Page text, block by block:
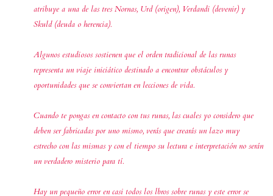
atribuye a una de las tres Nornas, Urd (origen), Verdandi (devenir) y
Skuld (deuda o herencia).
Algunos estudiosos sostienen que el orden tradicional de las runas
representa un viaje iniciático destinado a encontrar obstáculos y
oportunidades que se conviertan en lecciones de vida.
Cuando te pongas en contacto con tus runas, las cuales yo considero que
deben ser fabricadas por uno mismo, verás que crearás un lazo muy
estrecho con las mismas y con el tiempo su lectura e interpretación no serán
un verdadero misterio para tí.
Hay un pequeño error en casi todos los lbros sobre runas y este error se